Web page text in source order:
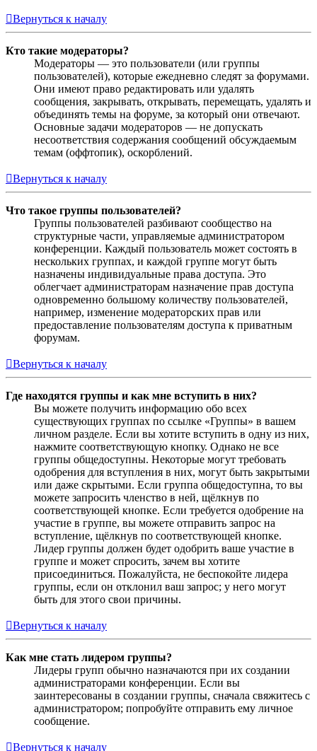
Вернуться к началу
Кто такие модераторы?
Модераторы — это пользователи (или группы
пользователей), которые ежедневно следят за форумами.
Они имеют право редактировать или удалять
сообщения, закрывать, открывать, перемещать, удалять и
объединять темы на форуме, за который они отвечают.
Основные задачи модераторов — не допускать
несоответствия содержания сообщений обсуждаемым
темам (оффтопик), оскорблений.
Вернуться к началу
Что такое группы пользователей?
Группы пользователей разбивают сообщество на
структурные части, управляемые администратором
конференции. Каждый пользователь может состоять в
нескольких группах, и каждой группе могут быть
назначены индивидуальные права доступа. Это
облегчает администраторам назначение прав доступа
одновременно большому количеству пользователей,
например, изменение модераторских прав или
предоставление пользователям доступа к приватным
форумам.
Вернуться к началу
Где находятся группы и как мне вступить в них?
Вы можете получить информацию обо всех
существующих группах по ссылке «Группы» в вашем
личном разделе. Если вы хотите вступить в одну из них,
нажмите соответствующую кнопку. Однако не все
группы общедоступны. Некоторые могут требовать
одобрения для вступления в них, могут быть закрытыми
или даже скрытыми. Если группа общедоступна, то вы
можете запросить членство в ней, щёлкнув по
соответствующей кнопке. Если требуется одобрение на
участие в группе, вы можете отправить запрос на
вступление, щёлкнув по соответствующей кнопке.
Лидер группы должен будет одобрить ваше участие в
группе и может спросить, зачем вы хотите
присоединиться. Пожалуйста, не беспокойте лидера
группы, если он отклонил ваш запрос; у него могут
быть для этого свои причины.
Вернуться к началу
Как мне стать лидером группы?
Лидеры групп обычно назначаются при их создании
администраторами конференции. Если вы
заинтересованы в создании группы, сначала свяжитесь с
администратором; попробуйте отправить ему личное
сообщение.
Вернуться к началу